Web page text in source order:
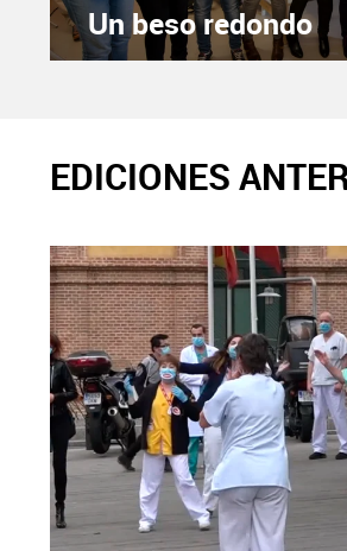
Un beso redondo
EDICIONES
X Facebook